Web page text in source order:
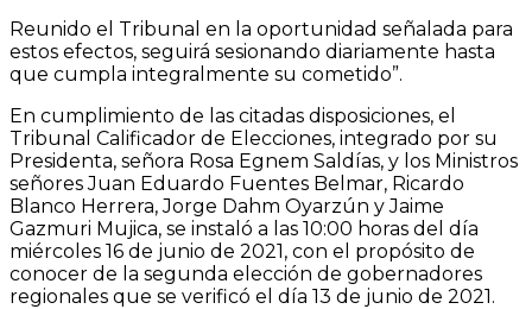
Reunido el Tribunal en la oportunidad señalada para
estos efectos, seguirá sesionando diariamente hasta
que cumpla integralmente su cometido”.
En cumplimiento de las citadas disposiciones, el
Tribunal Calificador de Elecciones, integrado por su
Presidenta, señora Rosa Egnem Saldías, y los Ministros
señores Juan Eduardo Fuentes Belmar, Ricardo
Blanco Herrera, Jorge Dahm Oyarzún y Jaime
Gazmuri Mujica, se instaló a las 10:00 horas del día
miércoles 16 de junio de 2021, con el propósito de
conocer de la segunda elección de gobernadores
regionales que se verificó el día 13 de junio de 2021.